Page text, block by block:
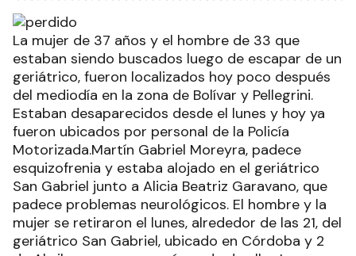
La mujer de 37 años y el hombre de 33 que
estaban siendo buscados luego de escapar de un
geriátrico, fueron localizados hoy poco después
del mediodía en la zona de Bolívar y Pellegrini.
Estaban desaparecidos desde el lunes y hoy ya
fueron ubicados por personal de la Policía
Motorizada.Martín Gabriel Moreyra, padece
esquizofrenia y estaba alojado en el geriátrico
San Gabriel junto a Alicia Beatriz Garavano, que
padece problemas neurológicos. El hombre y la
mujer se retiraron el lunes, alrededor de las 21, del
geriátrico San Gabriel, ubicado en Córdoba y 2